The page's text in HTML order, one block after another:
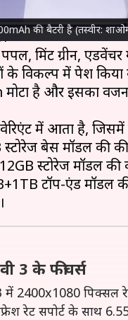
की बैटरी है (तस्वीर:
स्मार्टफोन
मिंट ग्रीन,
के विकल्प में पेश किया
है और इसका वजन
में आता है,
बेस मॉडल की
स्टोरेज मॉडल
टॉप-एंड मॉडल
3 के फीचर्स
में 2400x1080 पिक्सल
रेट सपोर्ट के साथ